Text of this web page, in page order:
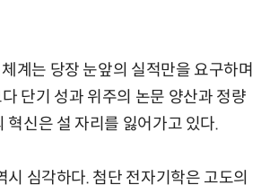
계는 당장 눈앞의 실적만을 요구하며
단기 성과 위주의 논문 양산과 정량
혁신은 설 자리를 잃어가고 있다.
심각하다. 첨단 전자기학은 고도의